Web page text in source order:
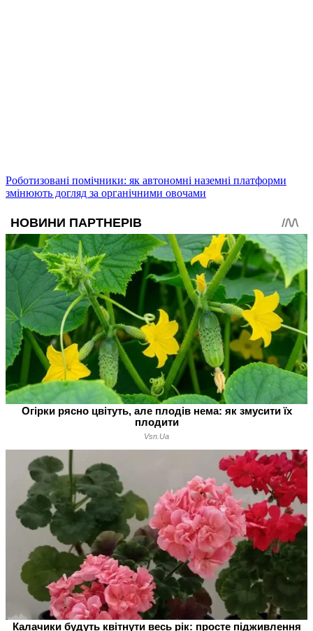
Роботизовані помічники: як автономні наземні платформи
змінюють догляд за органічними овочами